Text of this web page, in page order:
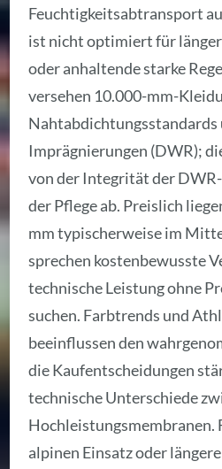
Feuchtigkeitsabtransport
ist nicht optimiert für
oder anhaltende starke
versehen 10.000-mm-
Nahtabdichtungsstandards
Imprägnierungen (DWR);
von der Integrität der
der Pflege ab. Preislich
mm typischerweise im
sprechen kostenbewusste
technische Leistung ohne
suchen. Farbtrends und
beeinflussen den
die Kaufentscheidungen
technische Unterschiede
Hochleistungsmembranen.
alpinen Einsatz oder